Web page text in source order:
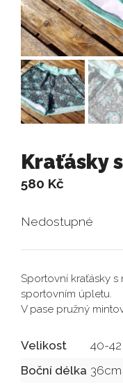
Kraťásky
580 Kč
Nedostupné
Sportovní kraťásky
sportovním úpletu.
V pase pružný
Velikost
40-42
Boční délka 36cm